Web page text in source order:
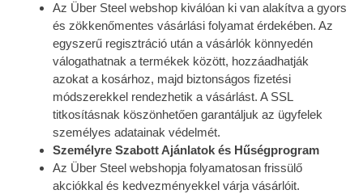
Az Über Steel webshop kiválóan ki van alakítva a gyors
és zökkenőmentes vásárlási folyamat érdekében. Az
egyszerű regisztráció után a vásárlók könnyedén
válogathatnak a termékek között, hozzáadhatják
azokat a kosárhoz, majd biztonságos fizetési
módszerekkel rendezhetik a vásárlást. A SSL
titkosításnak köszönhetően garantáljuk az ügyfelek
személyes adatainak védelmét.
Személyre Szabott Ajánlatok és Hűségprogram
Az Über Steel webshopja folyamatosan frissülő
akciókkal és kedvezményekkel várja vásárlóit.